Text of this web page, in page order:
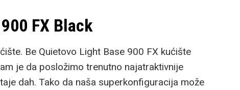
FX Black
Be Quietovo Light Base 900 FX kućište
je da posložimo trenutno najatraktivnije
dah. Tako da naša superkonfiguracija može